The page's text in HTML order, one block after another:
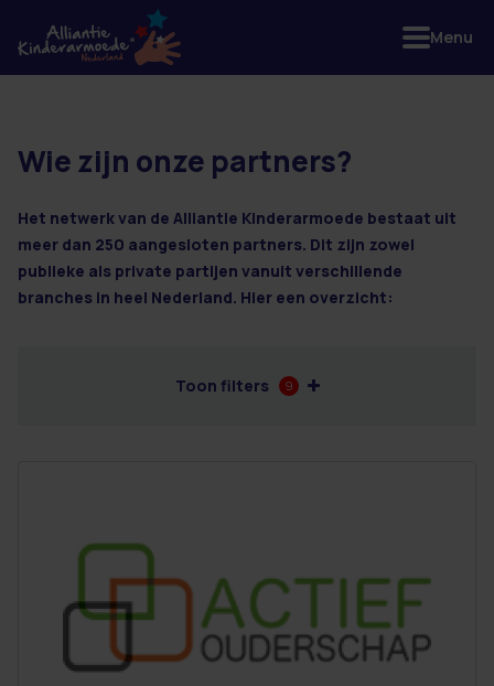
69 resultaten
Wie zijn onze partners?
Het netwerk van de Alliantie Kinderarmoede bestaat uit
meer dan 250 aangesloten partners. Dit zijn zowel
publieke als private partijen vanuit verschillende
branches in heel Nederland. Hier een overzicht:
Toon filters 9
Menu